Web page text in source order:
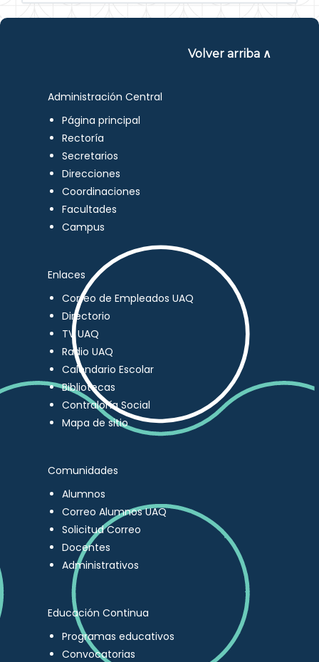
Volver arriba ∧
Administración Central
Página principal
Rectoría
Secretarios
Direcciones
Coordinaciones
Facultades
Campus
Enlaces
Correo de Empleados UAQ
Directorio
TV UAQ
Radio UAQ
Calendario Escolar
Bibliotecas
Contraloría Social
Mapa de sitio
Comunidades
Alumnos
Correo Alumnos UAQ
Solicitud Correo
Docentes
Administrativos
Educación Continua
Programas educativos
Convocatorias